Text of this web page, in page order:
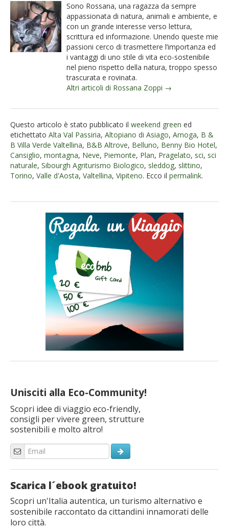
Sono Rossana, una ragazza da sempre
appassionata di natura, animali e ambiente, e
con un grande interesse verso lettura,
scrittura ed informazione. Unendo queste mie
passioni cerco di trasmettere l’importanza ed
i vantaggi di uno stile di vita eco-sostenibile
nel pieno rispetto della natura, troppo spesso
trascurata e rovinata.
Altri articoli di Rossana Zoppi →
Questo articolo è stato pubblicato il weekend green ed
etichettato Alta Val Passiria, Altopiano di Asiago, Arnoga, B &
B Villa Verde Valtellina, B&B Altrove, Belluno, Benny Bio Hotel,
Cansiglio, montagna, Neve, Piemonte, Plan, Pragelato, sci, sci
naturale, Sibourgh Agriturismo Biologico, sleddog, slittino,
Torino, Valle d'Aosta, Valtellina, Vipiteno. Ecco il permalink.
Unisciti alla Eco-Community!
Scopri idee di viaggio eco-friendly,
consigli per vivere green, strutture
sostenibili e molto altro!
Scarica l´ebook gratuito!
Scopri un'Italia autentica, un turismo alternativo e
sostenibile raccontato da cittandini innamorati delle
loro città.